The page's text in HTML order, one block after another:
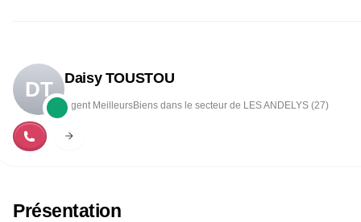
DT Daisy TOUSTOU
Agent MeilleursBiens dans le secteur de LES ANDELYS (27)
Présentation